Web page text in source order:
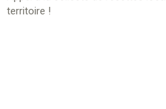
territoire !